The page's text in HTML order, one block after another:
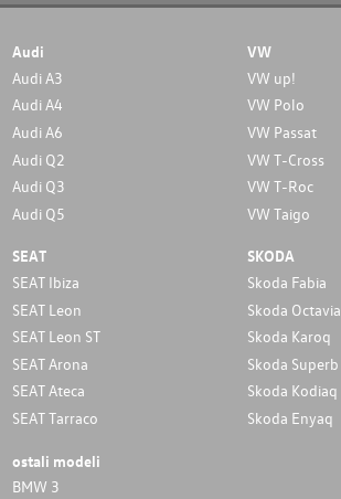
Audi
Audi A3
Audi A4
Audi A6
Audi Q2
Audi Q3
Audi Q5
VW
VW up!
VW Polo
VW Passat
VW T-Cross
VW T-Roc
VW Taigo
SEAT
SEAT Ibiza
SEAT Leon
SEAT Leon ST
SEAT Arona
SEAT Ateca
SEAT Tarraco
SKODA
Skoda Fabia
Skoda Octavia
Skoda Karoq
Skoda Superb
Skoda Kodiaq
Skoda Enyaq
ostali modeli
BMW 3